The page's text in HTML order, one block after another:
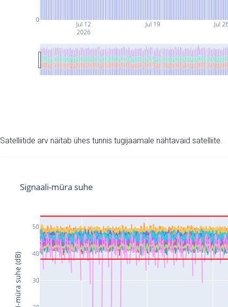
Jul 12
2026
Jul 19 Jul
0
Satelliitide arv näitab ühes tunnis tugijaamale nähtavaid satelliite.
30
40
50
Signaali-müra suhe